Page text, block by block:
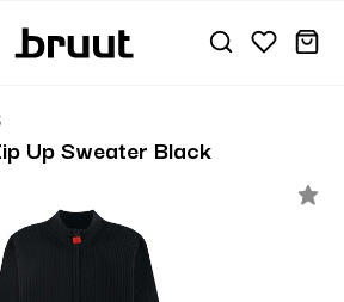
Up Sweater Black